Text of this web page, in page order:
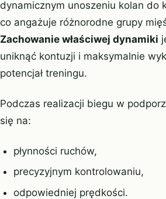
dynamicznym unoszeniu kolan do
co angażuje różnorodne grupy
Zachowanie właściwej dynamiki
uniknąć kontuzji i maksymalnie
potencjał treningu.
Podczas realizacji biegu w
się na:
płynności ruchów,
precyzyjnym kontrolowaniu,
odpowiedniej prędkości.